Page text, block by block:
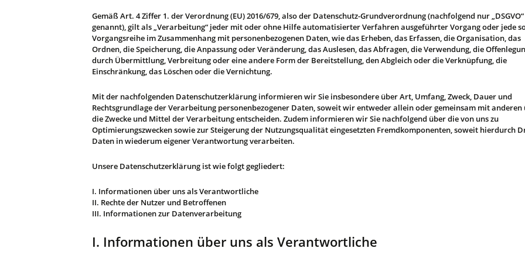
Gemäß Art. 4 Ziffer 1. der Verordnung (EU) 2016/679, also der Datenschutz-Grundverordnung (nachfolgend nur „DSGVO“
genannt), gilt als „Verarbeitung“ jeder mit oder ohne Hilfe automatisierter Verfahren ausgeführter Vorgang oder jede
Vorgangsreihe im Zusammenhang mit personenbezogenen Daten, wie das Erheben, das Erfassen, die Organisation, das
Ordnen, die Speicherung, die Anpassung oder Veränderung, das Auslesen, das Abfragen, die Verwendung, die
durch Übermittlung, Verbreitung oder eine andere Form der Bereitstellung, den Abgleich oder die Verknüpfung, die
Einschränkung, das Löschen oder die Vernichtung.
Mit der nachfolgenden Datenschutzerklärung informieren wir Sie insbesondere über Art, Umfang, Zweck, Dauer und
Rechtsgrundlage der Verarbeitung personenbezogener Daten, soweit wir entweder allein oder gemeinsam mit anderen
die Zwecke und Mittel der Verarbeitung entscheiden. Zudem informieren wir Sie nachfolgend über die von uns zu
Optimierungszwecken sowie zur Steigerung der Nutzungsqualität eingesetzten Fremdkomponenten, soweit hierdurch
Daten in wiederum eigener Verantwortung verarbeiten.
Unsere Datenschutzerklärung ist wie folgt gegliedert:
I. Informationen über uns als Verantwortliche
II. Rechte der Nutzer und Betroffenen
III. Informationen zur Datenverarbeitung
I. Informationen über uns als Verantwortliche